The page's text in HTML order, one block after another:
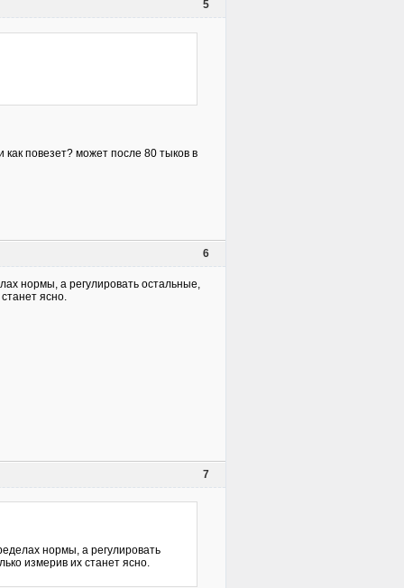
5
повезет? может после 80 тыков в
6
нормы, а регулировать остальные,
ясно.
7
нормы, а регулировать
измерив их станет ясно.